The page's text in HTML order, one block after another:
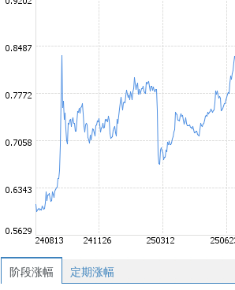
阶段涨幅 定期涨幅